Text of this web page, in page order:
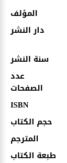
المؤلف
دار النشر
سنة النشر
عدد
الصفحات
ISBN
حجم الكتاب
المترجم
طبعة الكتاب